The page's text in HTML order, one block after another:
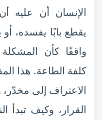
الإنسان أن عليه
يقطع بابًا يفسده،
واقفًا كأن
كلفة الطاعة. هذا
الاعتراف إلى
القرار، وكيف تبدأ